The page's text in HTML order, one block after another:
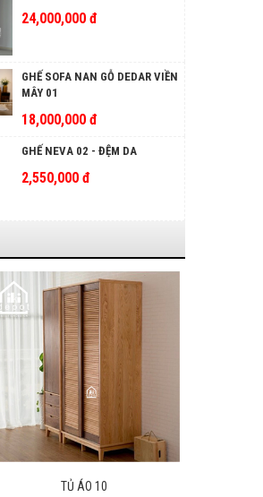
24,000,000 đ
GHẾ SOFA NAN GỖ DEDAR VIỀN
MÂY 01
18,000,000 đ
GHẾ NEVA 02 - ĐỆM DA
2,550,000 đ
TỦ QUẦN ÁO IKI004